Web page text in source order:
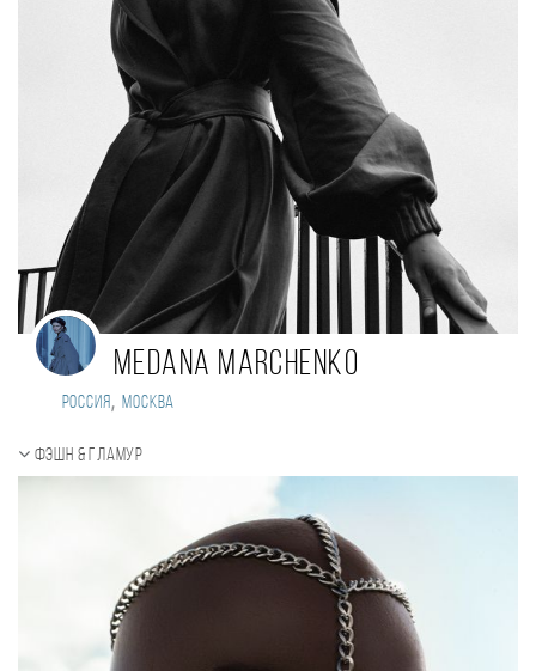
Medana Marchenko
Россия, Москва
Фэшн & Гламур